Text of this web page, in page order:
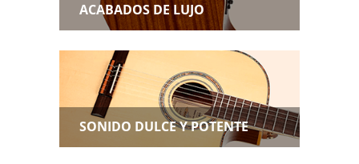
ACABADOS DE LUJO
SONIDO DULCE Y POTENTE